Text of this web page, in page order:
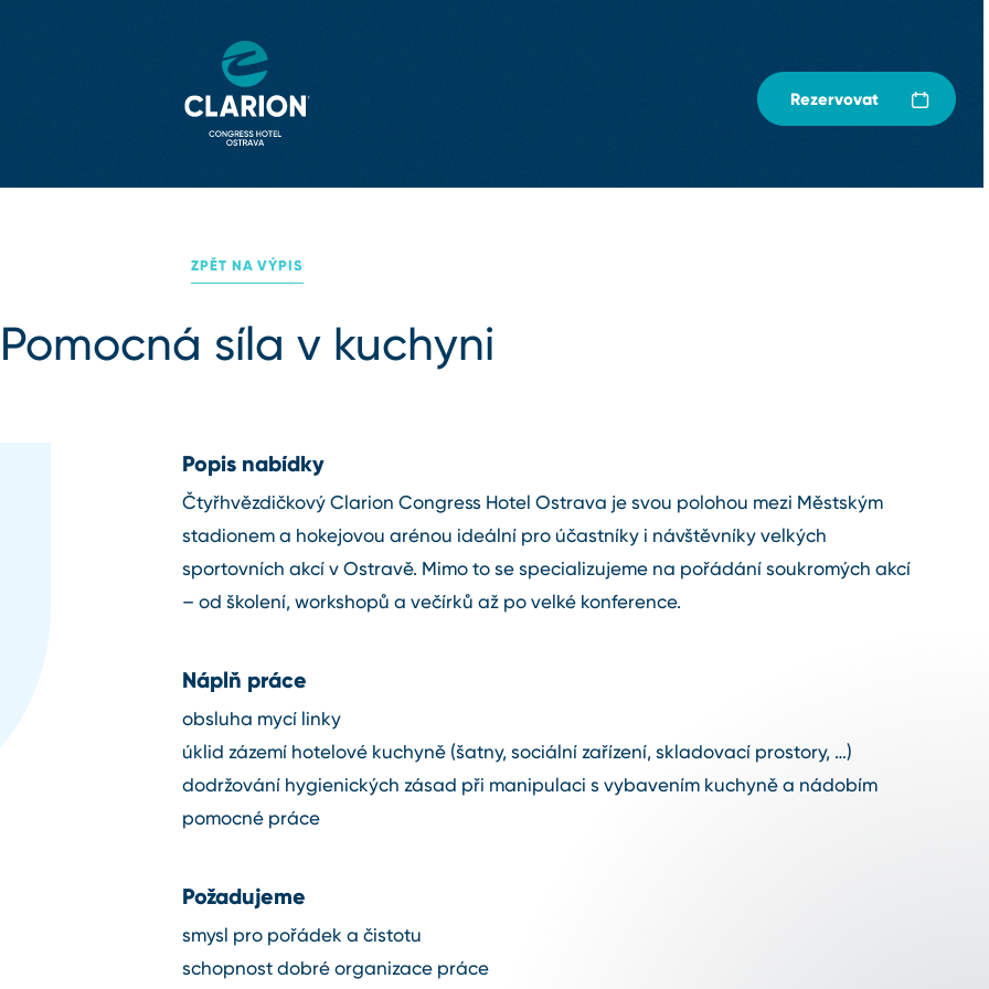
Rezervovat
ZPĚT NA VÝPIS
Pomocná síla v kuchyni
Popis nabídky
Čtyřhvězdičkový Clarion Congress Hotel Ostrava je svou polohou mezi Městským
stadionem a hokejovou arénou ideální pro účastníky i návštěvníky velkých
sportovních akcí v Ostravě. Mimo to se specializujeme na pořádání soukromých akcí
– od školení, workshopů a večírků až po velké konference.
Náplň práce
obsluha mycí linky
úklid zázemí hotelové kuchyně (šatny, sociální zařízení, skladovací prostory, …)
dodržování hygienických zásad při manipulaci s vybavením kuchyně a nádobím
pomocné práce
Požadujeme
smysl pro pořádek a čistotu
schopnost dobré organizace práce